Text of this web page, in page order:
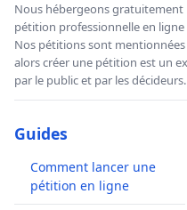
Nous hébergeons gratuitement
pétition professionnelle en
Nos pétitions sont
alors créer une pétition est un
par le public et par les décideurs.
Guides
Comment lancer une
pétition en ligne